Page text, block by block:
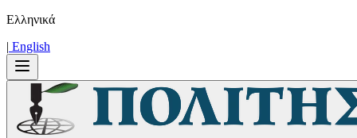
Ελληνικά
| Εnglish